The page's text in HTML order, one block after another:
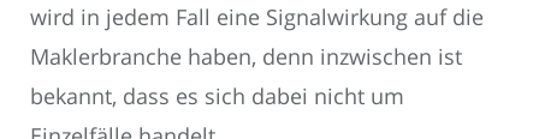
wird in jedem Fall eine Signalwirkung auf die
Maklerbranche haben, denn inzwischen ist
bekannt, dass es sich dabei nicht um